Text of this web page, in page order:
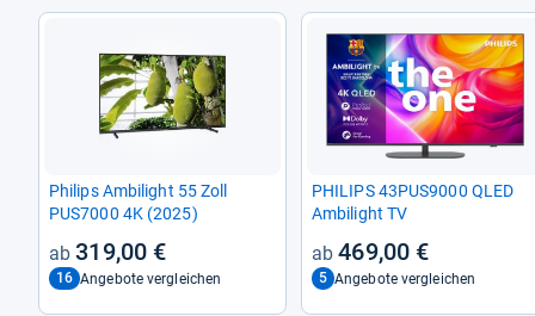
Phi­lips Ambi­light 55 Zoll
PUS7000 4K (2025)
319,00 €
16 Angebote vergleichen
PHI­LIPS 43PUS9000 QLED
Ambi­light TV
469,00 €
5 Angebote vergleichen